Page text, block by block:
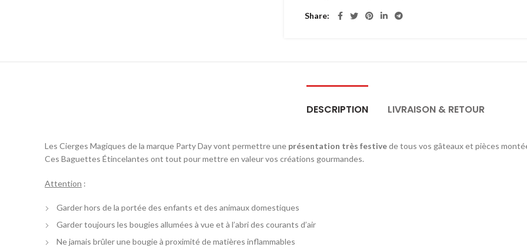
Share
DESCRIPTION LIVRAISON & RETOUR
Les Cierges Magiques de la marque Party Day vont permettre une présentation très festivede tous vos gâteaux et pièces
Ces Baguettes Étincelantes ont tout pour mettre en valeur vos créations gourmandes.
Attention :
Garder hors de la portée des enfants et des animaux domestiques
Garder toujours les bougies allumées à vue et à l’abri des courants d’air
Ne jamais brûler une bougie à proximité de matières inflammables